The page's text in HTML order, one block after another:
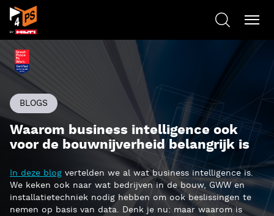
BLOGS
Waarom business intelligence ook
voor de bouwnijverheid belangrijk is
In deze blog vertelden we al wat business intelligence is.
We keken ook naar wat bedrijven in de bouw, GWW en
installatietechniek nodig hebben om ook beslissingen te
nemen op basis van data. Denk je nu: maar waarom is